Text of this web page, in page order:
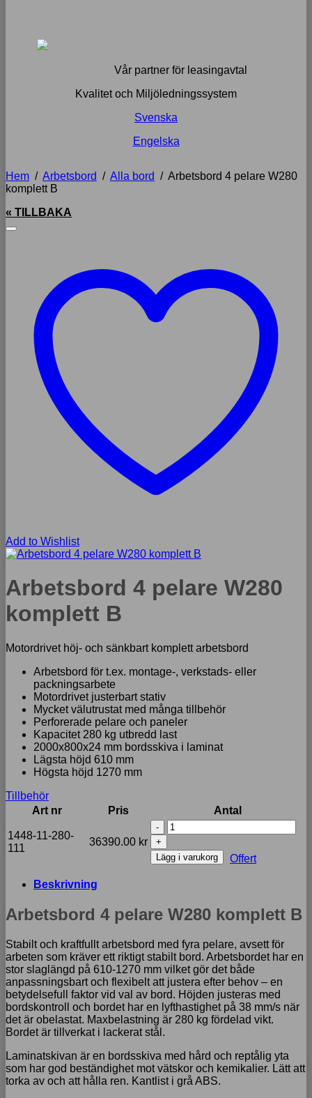
Vår partner för leasingavtal
Kvalitet och Miljöledningssystem
Svenska
Engelska
Hem / Arbetsbord / Alla bord / Arbetsbord 4 pelare W280
komplett B
« TILLBAKA
Add to Wishlist
Arbetsbord 4 pelare W280
komplett B
Motordrivet höj- och sänkbart komplett arbetsbord
Arbetsbord för t.ex. montage-, verkstads- eller
packningsarbete
Motordrivet justerbart stativ
Mycket välutrustat med många tillbehör
Perforerade pelare och paneler
Kapacitet 280 kg utbredd last
2000x800x24 mm bordsskiva i laminat
Lägsta höjd 610 mm
Högsta höjd 1270 mm
Tillbehör
Art nr
Pris Antal
1448-11-280-
111
36390.00 kr
Arbetsbord
4
pelare
W280
Lägg i varukorg Offert
Beskrivning
Arbetsbord 4 pelare W280 komplett B
Stabilt och kraftfullt arbetsbord med fyra pelare, avsett för
arbeten som kräver ett riktigt stabilt bord. Arbetsbordet har en
stor slaglängd på 610-1270 mm vilket gör det både
anpassningsbart och flexibelt att justera efter behov – en
betydelsefull faktor vid val av bord. Höjden justeras med
bordskontroll och bordet har en lyfthastighet på 38 mm/s när
det är obelastat. Maxbelastning är 280 kg fördelad vikt.
Bordet är tillverkat i lackerat stål.
Laminatskivan är en bordsskiva med hård och reptålig yta
som har god beständighet mot vätskor och kemikalier. Lätt att
torka av och att hålla ren. Kantlist i grå ABS.